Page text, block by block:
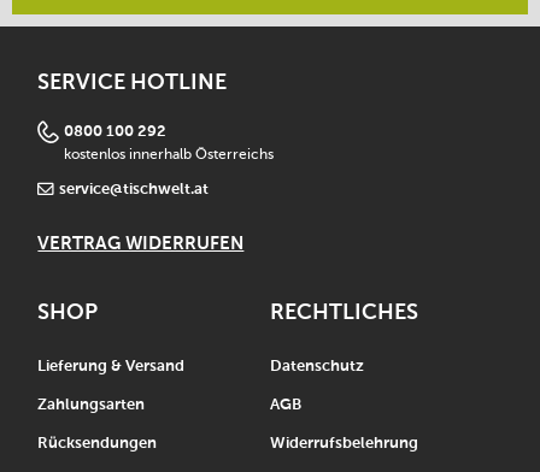
SERVICE HOTLINE
0800 100 292
kostenlos innerhalb Österreichs
service@tischwelt.at
VERTRAG WIDERRUFEN
SHOP
Lieferung & Versand
Zahlungsarten
Rücksendungen
RECHTLICHES
Datenschutz
AGB
Widerrufsbelehrung